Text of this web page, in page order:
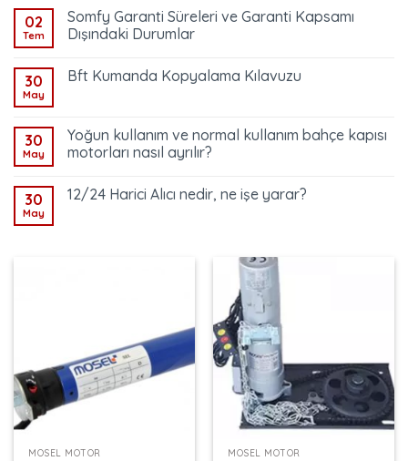
02
Tem
Somfy Garanti Süreleri ve Garanti Kapsamı
Dışındaki Durumlar
30
May
Bft Kumanda Kopyalama Kılavuzu
30
May
Yoğun kullanım ve normal kullanım bahçe kapısı
motorları nasıl ayrılır?
30
May
12/24 Harici Alıcı nedir, ne işe yarar?
MOSEL MOTOR MOSEL MOTOR